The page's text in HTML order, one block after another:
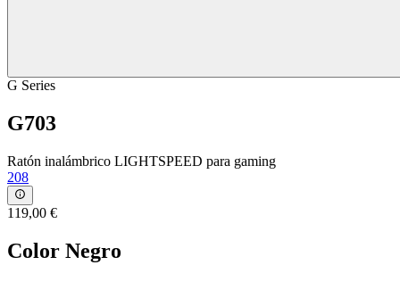
G Series
G703
Ratón inalámbrico LIGHTSPEED para gaming
208
119,00 €
Color Negro